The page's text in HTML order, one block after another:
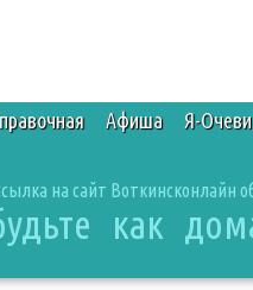
Афиша Я-
на сайт Воткинсконлайн
как